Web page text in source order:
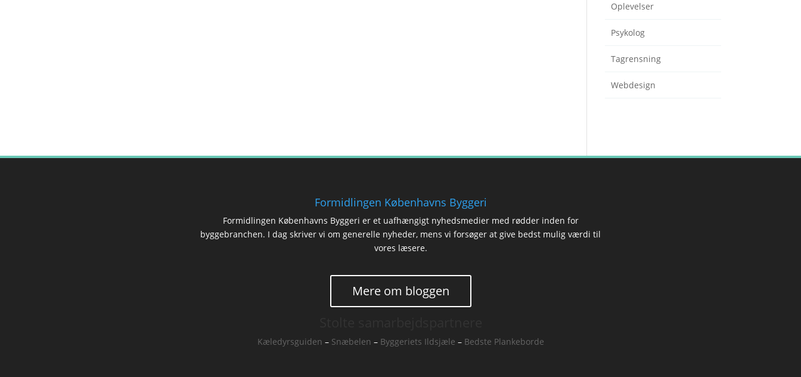
Oplevelser
Psykolog
Tagrensning
Webdesign
Formidlingen Københavns Byggeri
Formidlingen Københavns Byggeri er et uafhængigt nyhedsmedier med rødder inden for
byggebranchen. I dag skriver vi om generelle nyheder, mens vi forsøger at give bedst mulig værdi til
vores læsere.
Mere om bloggen
Kæledyrsguiden – Snæbelen – Byggeriets Ildsjæle – Bedste Plankeborde